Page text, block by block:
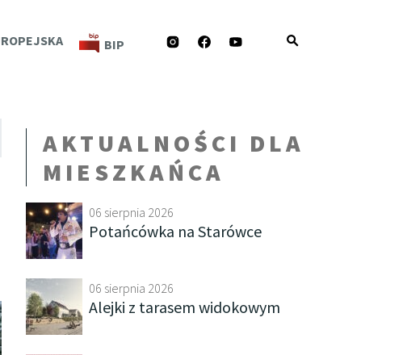
BIP YOUTUBE
FACEBOOK
INSTAGRAM
AKTUALNOŚCI DLA
MIESZKAŃCA
06 sierpnia 2026
Potańcówka na Starówce
06 sierpnia 2026
Alejki z tarasem widokowym